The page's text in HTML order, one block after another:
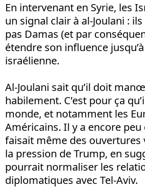
En intervenant en Syrie, les
un signal clair à al-Joulani :
pas Damas (et par
étendre son influence
israélienne.
Al-Joulani sait qu’il doit
habilement. C’est pour ça
monde, et notamment les
Américains. Il y a encore
faisait même des ouvertures
la pression de Trump, en
pourrait normaliser les
diplomatiques avec Tel-Aviv.